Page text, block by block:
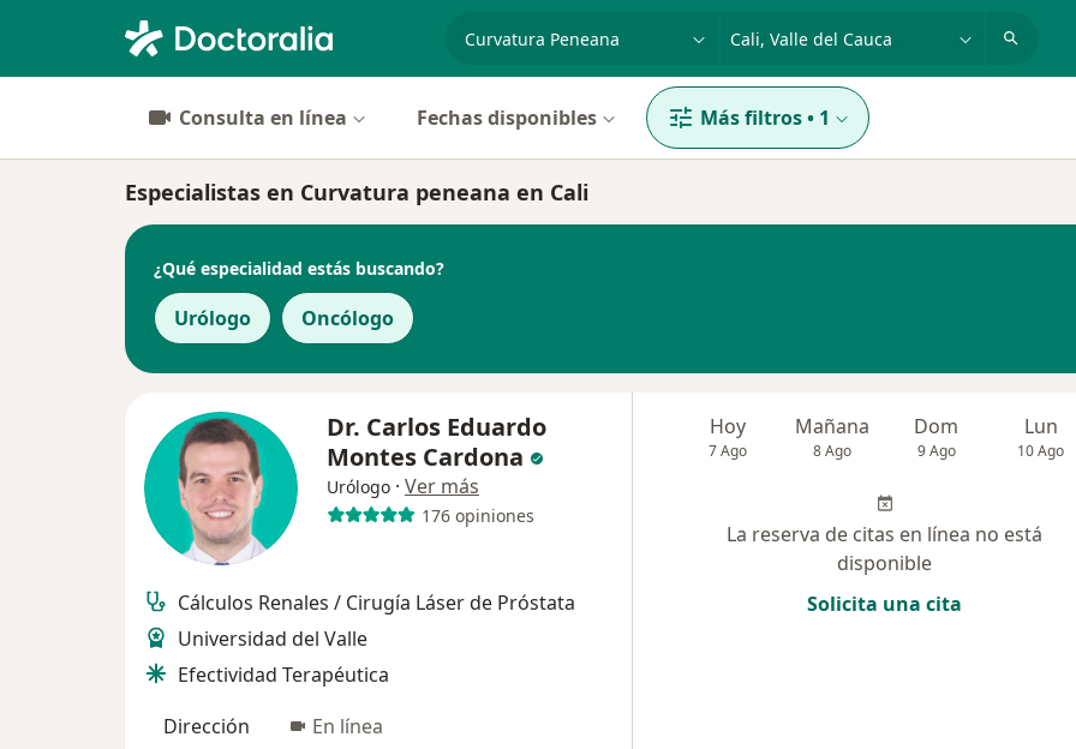
Consulta en línea Fechas disponibles Más filtros• 1
Especialistas en Curvatura peneana en Cali
¿Qué especialidad estás buscando?
Urólogo Oncólogo
Dr. Carlos Eduardo
Montes Cardona
Urólogo · Ver más
176 opiniones
Cálculos Renales / Cirugía Láser de Próstata
Universidad del Valle
Efectividad Terapéutica
Dirección
En línea
Hoy
7 Ago
Mañana
8 Ago
Dom
9 Ago
Lun
10 Ago
La reserva de citas en línea no está
disponible
Solicita una cita